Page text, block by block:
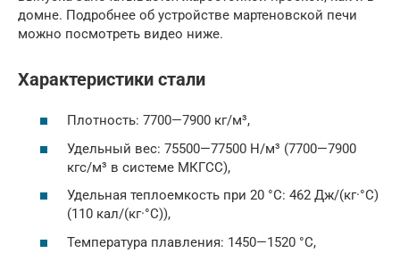
домне. Подробнее об устройстве мартеновской печи
можно посмотреть видео ниже.
Характеристики стали
Плотность: 7700—7900 кг/м³,
Удельный вес: 75500—77500 Н/м³ (7700—7900
кгс/м³ в системе МКГСС),
Удельная теплоемкость при 20 °C: 462 Дж/(кг·°C)
(110 кал/(кг·°C)),
Температура плавления: 1450—1520 °C,